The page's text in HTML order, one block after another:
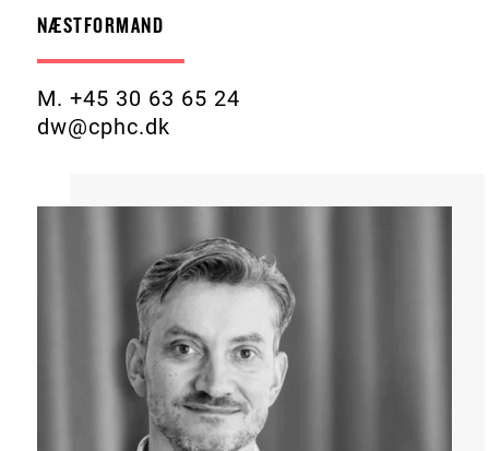
NÆSTFORMAND
M. +45 30 63 65 24
dw@cphc.dk